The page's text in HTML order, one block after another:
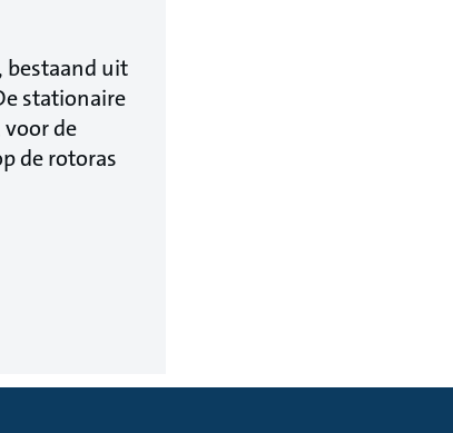
bestaand uit
stationaire
de
de rotoras